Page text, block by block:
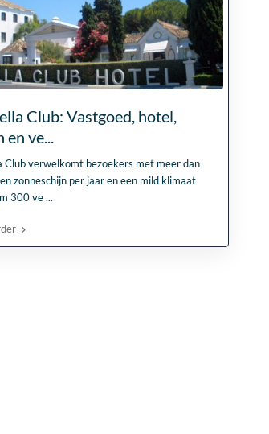
Club: Vastgoed, hotel,
ve...
Club verwelkomt bezoekers met meer dan
zonneschijn per jaar en een mild klimaat
300 ve...